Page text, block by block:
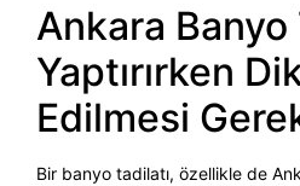
Ankara Banyo
Yaptırırken
Edilmesi
Bir banyo tadilatı, özellikle de